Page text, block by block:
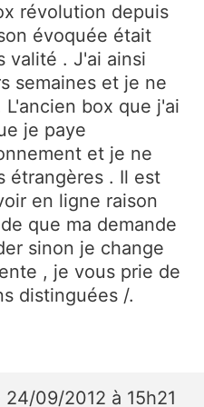
révolution depuis
évoquée était
valité . J'ai ainsi
semaines et je ne
box que j'ai
je paye
et je ne
étrangères . Il est
en ligne raison
que ma demande
sinon je change
, je vous prie de
distinguées /.
24/09/2012 à 15h21